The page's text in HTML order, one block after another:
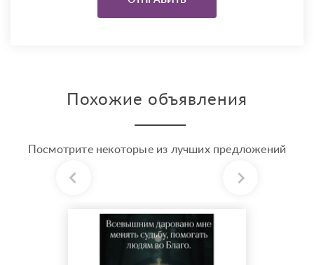
Похожие объявления
Посмотрите некоторые из лучших предложений